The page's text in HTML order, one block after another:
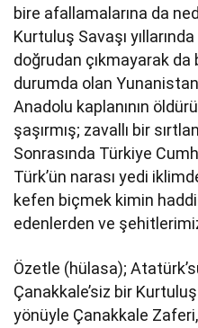
bire afallamalarına da
Kurtuluş Savaşı
doğrudan çıkmayarak
durumda olan
Anadolu kaplanının
şaşırmış; zavallı bir
Sonrasında Türkiye
Türk’ün narası yedi
kefen biçmek kimin
edenlerden ve
Özetle (hülasa);
Çanakkale’siz bir
yönüyle Çanakkale Zaferi,